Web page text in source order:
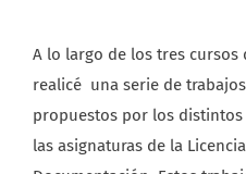
A lo largo de los tres cursos
realicé una serie de
propuestos por los
las asignaturas de la